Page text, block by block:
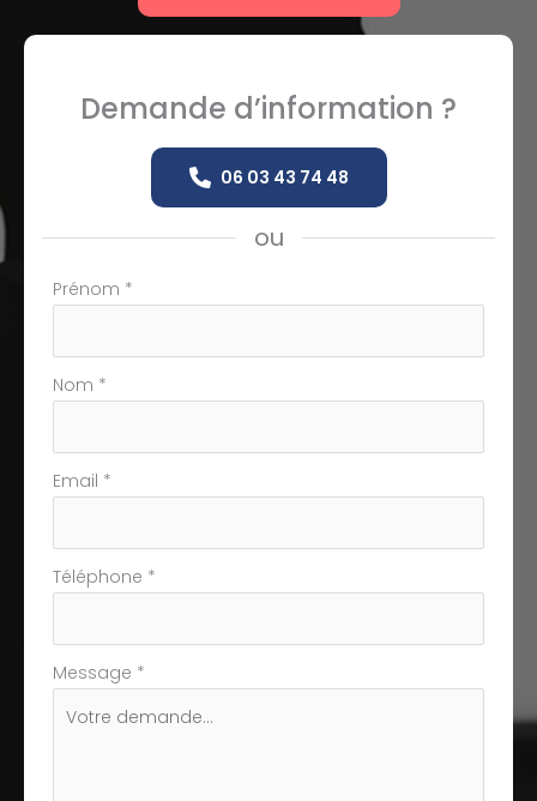
Demande d’information ?
06 03 43 74 48
ou
Formulaire
téléphone
Prénom *
Nom *
Email *
Téléphone *
Message *